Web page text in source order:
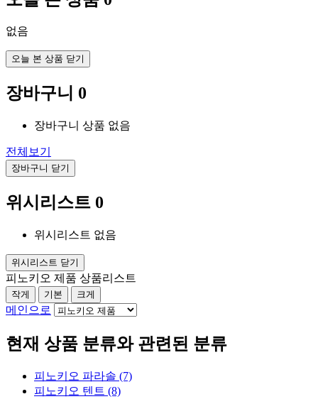
없음
오늘 본 상품 닫기
장바구니 0
장바구니 상품 없음
전체보기
장바구니 닫기
위시리스트 0
위시리스트 없음
위시리스트 닫기
피노키오 제품 상품리스트
작게 기본 크게
메인으로
현재 상품 분류와 관련된 분류
피노키오 파라솔 (7)
피노키오 텐트 (8)